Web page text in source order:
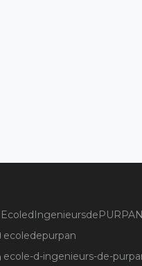
EcoledIngenieursdePURPAN
ecoledepurpan
ecole-d-ingenieurs-de-